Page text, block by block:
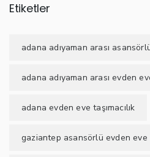
Etiketler
adana adıyaman arası
adana adıyaman arası evden
adana evden eve taşımacılık
gaziantep asansörlü evden eve